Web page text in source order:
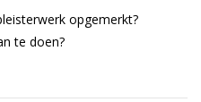
opgemerkt?
te doen?